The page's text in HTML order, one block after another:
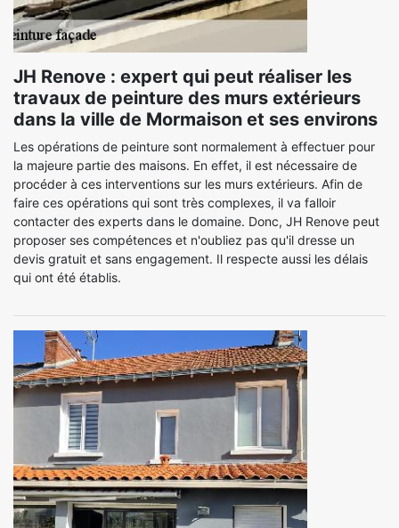
JH Renove : expert qui peut réaliser les
travaux de peinture des murs extérieurs
dans la ville de Mormaison et ses environs
Les opérations de peinture sont normalement à effectuer pour
la majeure partie des maisons. En effet, il est nécessaire de
procéder à ces interventions sur les murs extérieurs. Afin de
faire ces opérations qui sont très complexes, il va falloir
contacter des experts dans le domaine. Donc, JH Renove peut
proposer ses compétences et n'oubliez pas qu'il dresse un
devis gratuit et sans engagement. Il respecte aussi les délais
qui ont été établis.